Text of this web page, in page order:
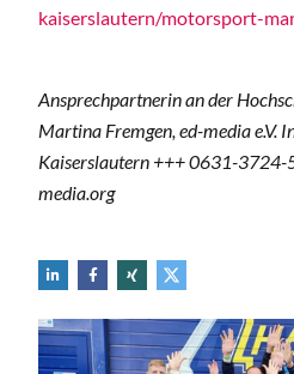
kaiserslautern/motorsport-
Ansprechpartnerin an der
Martina Fremgen, ed-media e.V.
Kaiserslautern +++ 0631-3724-
media.org